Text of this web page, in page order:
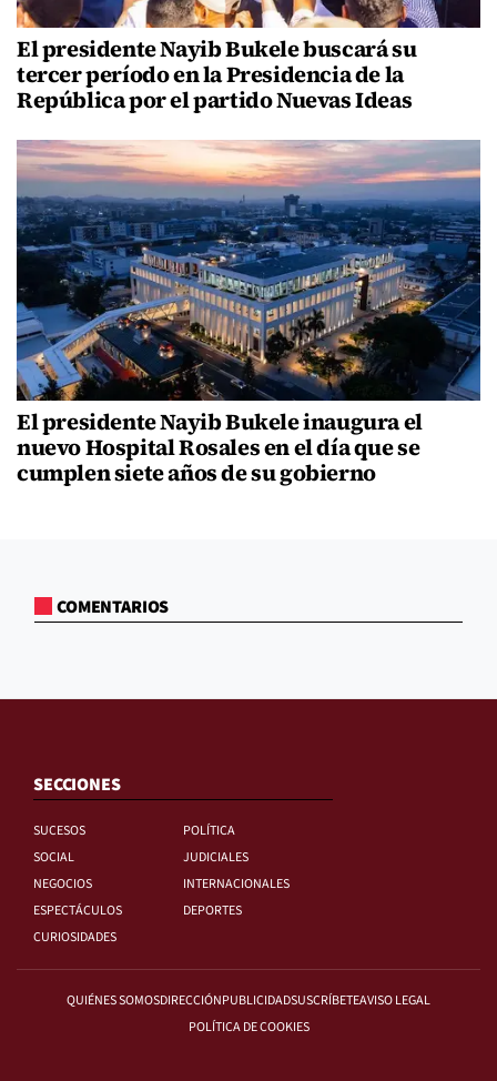
El presidente Nayib Bukele buscará su
tercer período en la Presidencia de la
República por el partido Nuevas Ideas
El presidente Nayib Bukele inaugura el
nuevo Hospital Rosales en el día que se
cumplen siete años de su gobierno
COMENTARIOS
SECCIONES
SUCESOS
POLÍTICA
SOCIAL
JUDICIALES
NEGOCIOS
INTERNACIONALES
ESPECTÁCULOS
DEPORTES
CURIOSIDADES
QUIÉNES SOMOSDIRECCIÓNPUBLICIDADSUSCRÍBETEAVISO LEGAL
POLÍTICA DE COOKIES